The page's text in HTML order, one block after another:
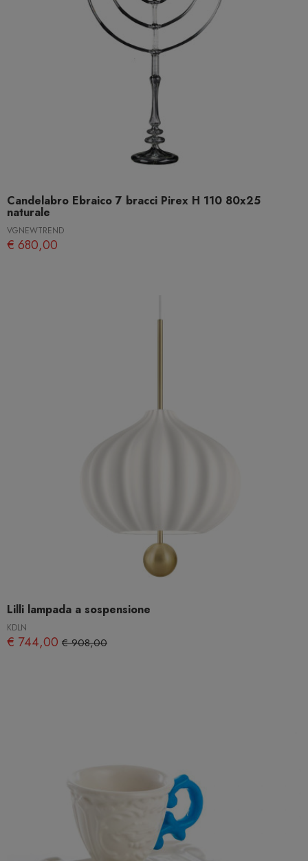
Candelabro Ebraico 7 bracci Pirex H 110 80x25
naturale
VGNEWTREND
€ 680,00
Lilli lampada a sospensione
KDLN
€ 744,00 € 908,00